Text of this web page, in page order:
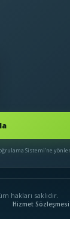
Sistemi’ne
hakları saklıdır.
Hizmet Sözleşmesi